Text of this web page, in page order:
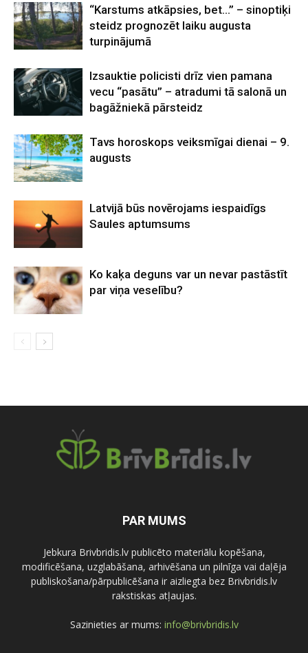
“Karstums atkāpsies, bet…” – sinoptiķi
steidz prognozēt laiku augusta
turpinājumā
Izsauktie policisti drīz vien pamana
vecu “pasātu” – atradumi tā salonā un
bagāžniekā pārsteidz
Tavs horoskops veiksmīgai dienai – 9.
augusts
Latvijā būs novērojams iespaidīgs
Saules aptumsums
Ko kaķa deguns var un nevar pastāstīt
par viņa veselību?
PAR MUMS
Jebkura Brivbridis.lv publicēto materiālu kopēšana,
modificēšana, uzglabāšana, arhivēšana un pilnīga vai daļēja
publiskošana/pārpublicēšana ir aizliegta bez Brivbridis.lv
rakstiskas atļaujas.
Sazinieties ar mums: info@brivbridis.lv